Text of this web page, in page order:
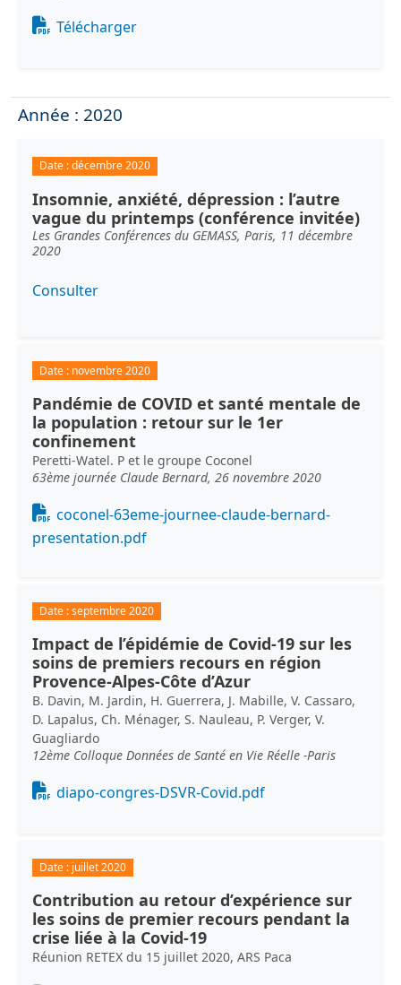
Document
Télécharger
Année : 2020
Date :décembre 2020
Insomnie, anxiété, dépression : l’autre
vague du printemps (conférence invitée)
Les Grandes Conférences du GEMASS, Paris, 11 décembre
2020
Consulter
Date : novembre 2020
Pandémie de COVID et santé mentale de
la population : retour sur le 1er
confinement
Peretti-Watel. P et le groupe Coconel
63ème journée Claude Bernard, 26 novembre 2020
Document
coconel-63eme-journee-claude-bernard-
presentation.pdf
Date :septembre 2020
Impact de l’épidémie de Covid-19 sur les
soins de premiers recours en région
Provence-Alpes-Côte d’Azur
B. Davin, M. Jardin, H. Guerrera, J. Mabille, V. Cassaro,
D. Lapalus, Ch. Ménager, S. Nauleau, P. Verger, V.
Guagliardo
12ème Colloque Données de Santé en Vie Réelle -Paris
Document
diapo-congres-DSVR-Covid.pdf
Date : juillet 2020
Contribution au retour d’expérience sur
les soins de premier recours pendant la
crise liée à la Covid-19
Réunion RETEX du 15 juillet 2020, ARS Paca